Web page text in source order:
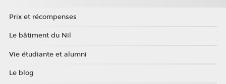
Prix et récompenses
Le bâtiment du Nil
Vie étudiante et alumni
Le blog